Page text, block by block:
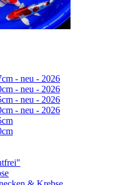
- neu - 2026
- neu - 2026
- neu - 2026
- neu - 2026